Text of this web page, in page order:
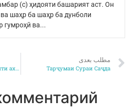
(с) ҳидояти башарият аст. Он
шаҳр ба шаҳр ба дунболи
гумроҳӣ ва...
Нақши модар дар тарбияти ахлоқии кӯдакон 2
مطلب بعدی
Тарҷумаи Сураи Саҷда